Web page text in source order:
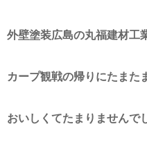
外壁塗装広島の丸福建材工
カープ観戦の帰りにたまた
おいしくてたまりませんで